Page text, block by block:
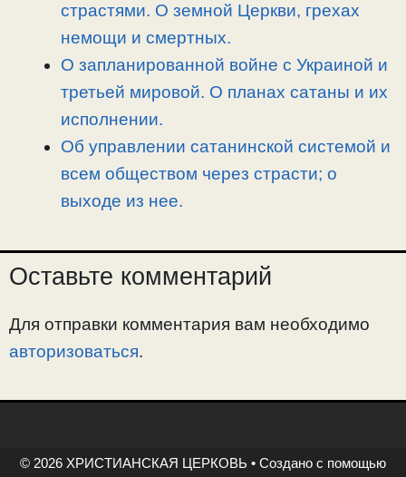
страстями. О земной Церкви, грехах
немощи и смертных.
О запланированной войне с Украиной и
третьей мировой. О планах сатаны и их
исполнении.
Об управлении сатанинской системой и
всем обществом через страсти; о
выходе из нее.
Оставьте комментарий
Для отправки комментария вам необходимо
авторизоваться.
© 2026 ХРИСТИАНСКАЯ ЦЕРКОВЬ • Создано с помощью